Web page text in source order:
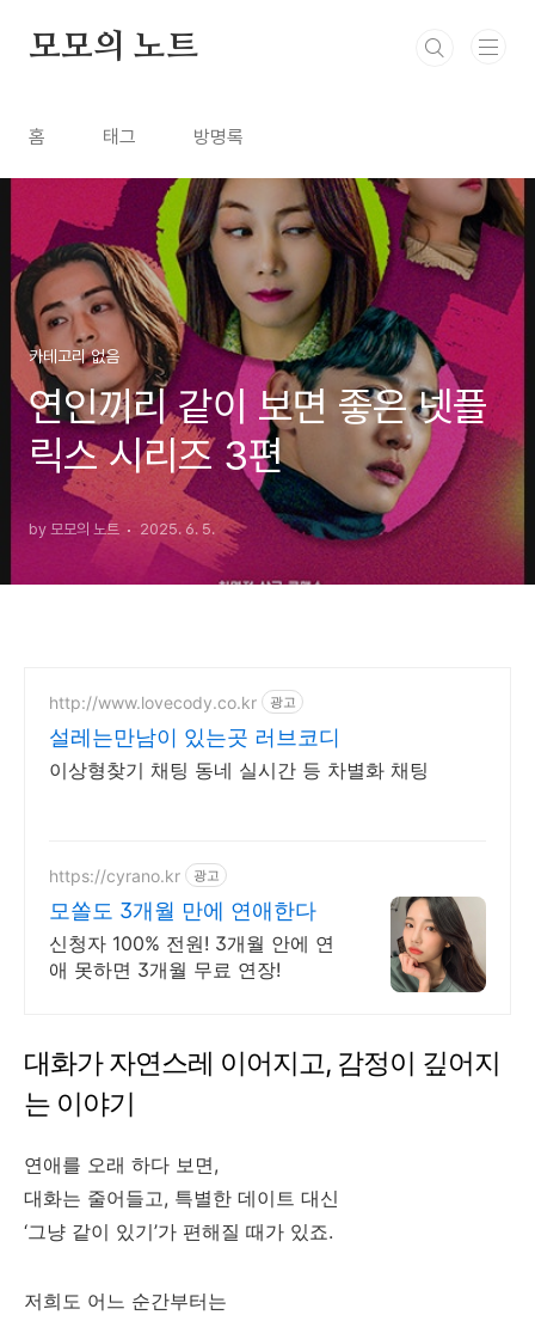
모모의 노트
홈 태그 방명록
카테고리 없음
연인끼리 같이 보면 좋은 넷플
릭스 시리즈 3편
by 모모의 노트 2025. 6. 5.
http://www.lovecody.co.kr 광고
설레는만남이 있는곳 러브코디
이상형찾기 채팅 동네 실시간 등 차별화 채팅
https://cyrano.kr 광고
모쏠도 3개월 만에 연애한다
신청자 100% 전원! 3개월 안에 연
애 못하면 3개월 무료 연장!
대화가 자연스레 이어지고, 감정이 깊어지
는 이야기
연애를 오래 하다 보면,
대화는 줄어들고, 특별한 데이트 대신
‘그냥 같이 있기’가 편해질 때가 있죠.
저희도 어느 순간부터는